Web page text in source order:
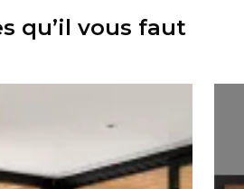
qu’il vous faut